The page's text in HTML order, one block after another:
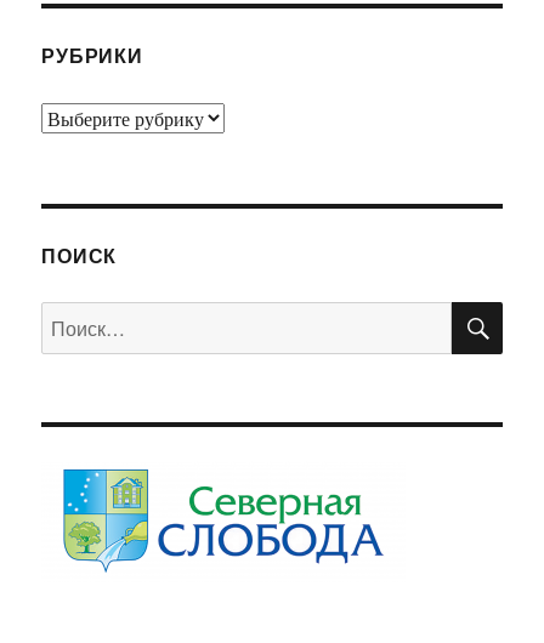
РУБРИКИ
Рубрики
ПОИСК
Искать: